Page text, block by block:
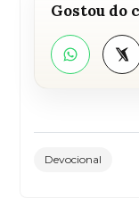
Gostou do
WhatsApp
Devocional